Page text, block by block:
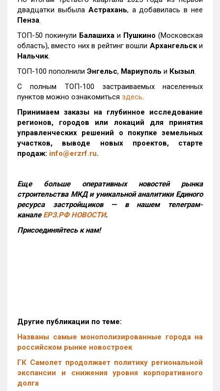
двадцатки выбыла Астрахань, а добавилась в нее
Пенза.
ТОП-50 покинули Балашиха и Пушкино (Московская
область), вместо них в рейтинг вошли Архангельски
Нальчик.
ТОП-100 пополнили Энгельс, Мариуполь и Кызыл.
С полным ТОП-100 застраиваемых населенных
пунктов можно ознакомиться здесь.
Принимаем заказы на глубинное исследование
регионов, городов или локаций для принятия
управленческих решений о покупке земельных
участков, выводе новых проектов, старте
продаж: info@erzrf.ru.
Еще больше оперативных новостей рынка
строительства МКД и уникальной аналитики Единого
ресурса застройщиков — в нашем телеграм-
канале ЕРЗ.РФ НОВОСТИ.
Присоединяйтесь к нам!
Другие публикации по теме:
Названы самые монополизированные города на
российском рынке новостроек
ГК Самолет продолжает политику региональной
экспансии и снижения уровня корпоративного
долга